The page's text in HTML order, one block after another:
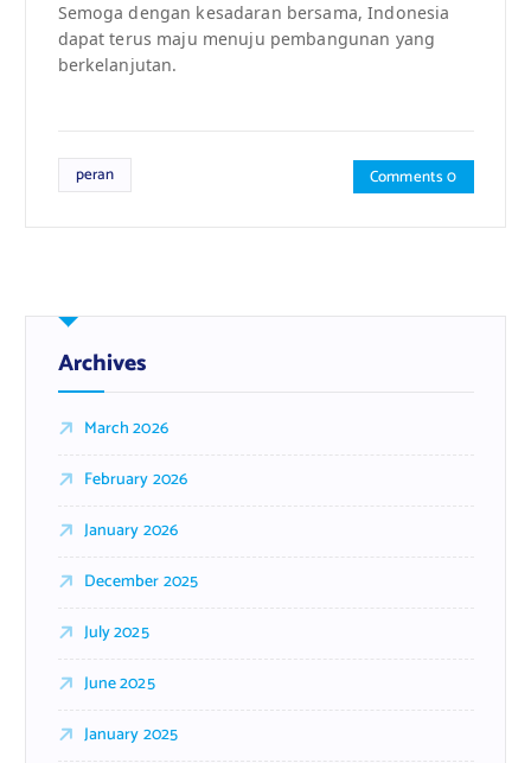
Semoga dengan kesadaran bersama, Indonesia
dapat terus maju menuju pembangunan yang
berkelanjutan.
peran Comments 0
Archives
March 2026
February 2026
January 2026
December 2025
July 2025
June 2025
January 2025